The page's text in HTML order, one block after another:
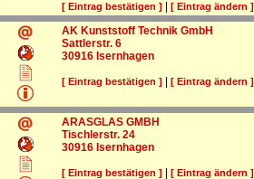
[ Eintrag bestätigen ] [ Eintrag ändern ]
AK Kunststoff Technik GmbH
Sattlerstr. 6
30916 Isernhagen
[ Eintrag bestätigen ] [ Eintrag ändern ]
ARASGLAS GMBH
Tischlerstr. 24
30916 Isernhagen
[ Eintrag bestätigen ] [ Eintrag ändern ]